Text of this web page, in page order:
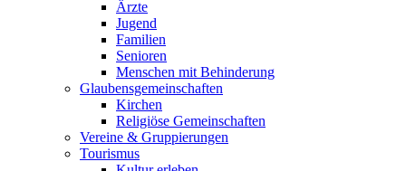
Ärzte
Jugend
Familien
Senioren
Menschen mit Behinderung
Glaubensgemeinschaften
Kirchen
Religiöse Gemeinschaften
Vereine & Gruppierungen
Tourismus